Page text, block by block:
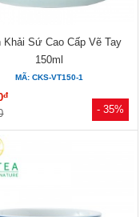
- 35%
Khải Sứ Cao Cấp Vẽ Tay
150ml
MÃ: CKS-VT150-1
đ